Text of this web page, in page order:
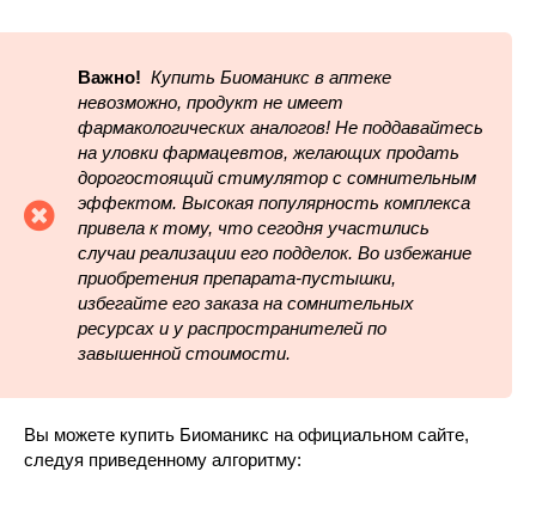
Важно! Купить Биоманикс в аптеке
невозможно, продукт не имеет
фармакологических аналогов! Не поддавайтесь
на уловки фармацевтов, желающих продать
дорогостоящий стимулятор с сомнительным
эффектом. Высокая популярность комплекса
привела к тому, что сегодня участились
случаи реализации его подделок. Во избежание
приобретения препарата-пустышки,
избегайте его заказа на сомнительных
ресурсах и у распространителей по
завышенной стоимости.
Вы можете купить Биоманикс на официальном сайте,
следуя приведенному алгоритму: